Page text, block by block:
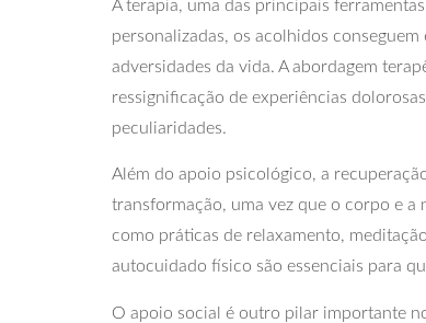
A terapia, uma das principais
personalizadas, os acolhidos
adversidades da vida. A abordagem
ressignificação de experiências
peculiaridades.
Além do apoio psicológico, a
transformação, uma vez que o corpo e a
como práticas de relaxamento,
autocuidado físico são essenciais para
O apoio social é outro pilar importante